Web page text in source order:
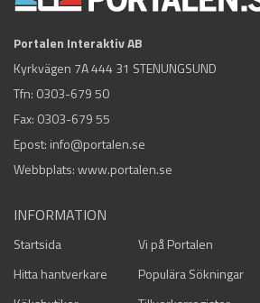
Portalen Interaktiv AB
Kyrkvägen 7A 444 31 STENUNGSUND
Tfn: 0303-679 50
Fax: 0303-679 55
Epost: info@portalen.se
Webbplats: www.portalen.se
INFORMATION
Startsida Vi på Portalen
Hitta hantverkare
Populära Sökningar